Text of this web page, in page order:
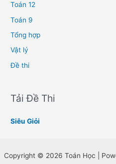
Toán 12
Toán 9
Tổng hợp
Vật lý
Đề thi
Tải Đề Thi
Siêu Giỏi
Copyright © 2026 Toán Học |